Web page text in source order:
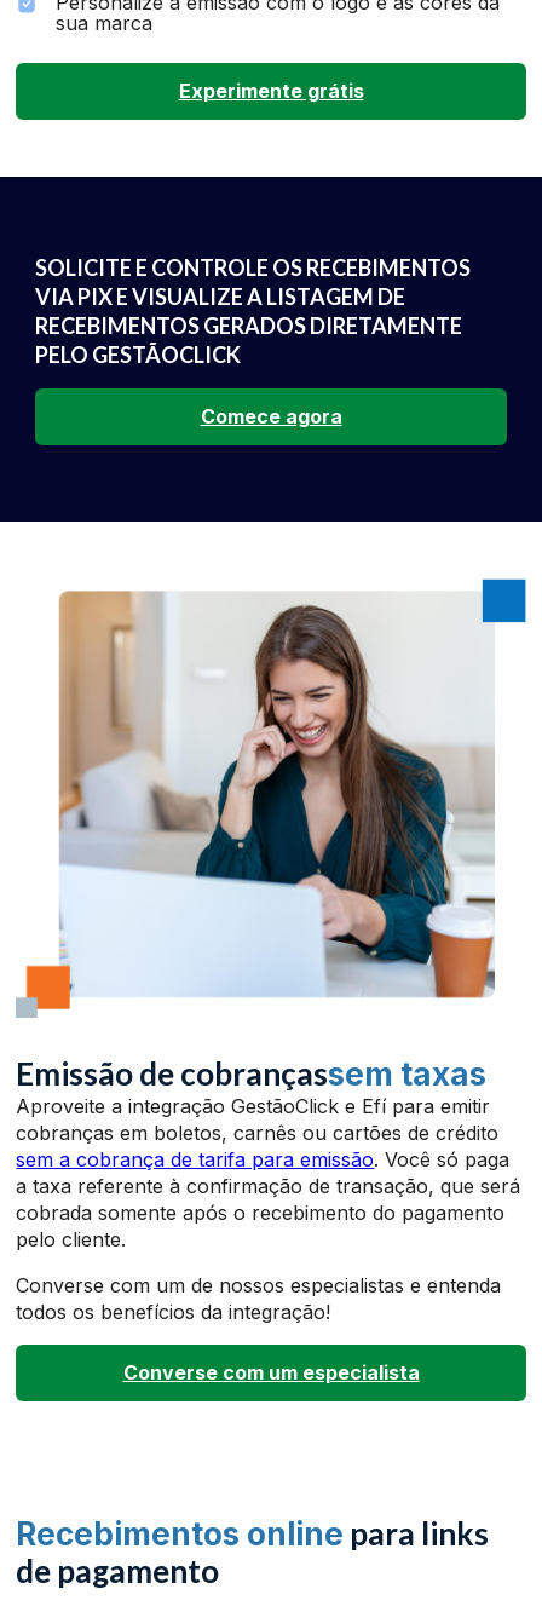
sua marca
Experimente grátis
SOLICITE E CONTROLE OS RECEBIMENTOS
VIA PIX E VISUALIZE A LISTAGEM DE
RECEBIMENTOS GERADOS DIRETAMENTE
PELO GESTÃOCLICK
Comece agora
Emissão de cobrançassem taxas
Aproveite a integração GestãoClick e Efí para emitir
cobranças em boletos, carnês ou cartões de crédito
sem a cobrança de tarifa para emissão. Você só paga
a taxa referente à confirmação de transação, que será
cobrada somente após o recebimento do pagamento
pelo cliente.
Converse com um de nossos especialistas e entenda
todos os benefícios da integração!
Converse com um especialista
Recebimentos online para links
de pagamento